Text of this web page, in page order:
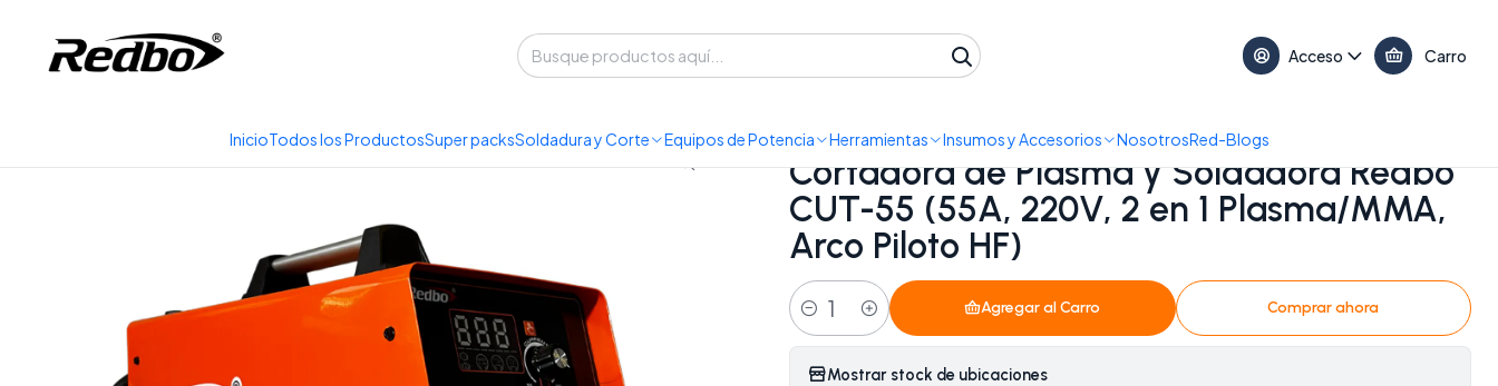
Acceso Carro
InicioTodos los ProductosSuper packsSoldadura y Corte Equipos de Potencia Herramientas Insumos y Accesorios NosotrosRed-Blogs
Inicio Cortadoras de Plasma Cortadora de Plasma y Soldadora Redbo CUT-55 (55A, 220V, 2 en 1 Plasma/MMA, Arco Piloto HF)
|
Cortadora de Plasma y Soldadora Redbo
CUT-55 (55A, 220V, 2 en 1 Plasma/MMA,
Arco Piloto HF)
Cantidad
Agregar al Carro Comprar ahora
Mostrar stock de ubicaciones